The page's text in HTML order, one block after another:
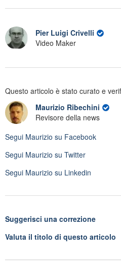
Pier Luigi Crivelli
Video Maker
Questo articolo è stato curato e
Maurizio Ribechini
Revisore della news
Segui Maurizio su Facebook
Segui Maurizio su Twitter
Segui Maurizio su Linkedin
Suggerisci una correzione
Valuta il titolo di questo articolo